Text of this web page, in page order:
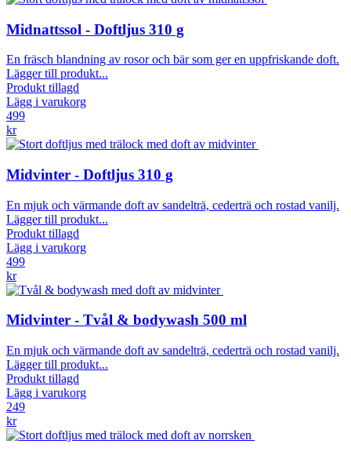
Midnattssol - Doftljus 310 g
En fräsch blandning av rosor och bär som ger en uppfriskande doft.
Lägger till produkt...
Produkt tillagd
Lägg i varukorg
499
kr
Midvinter - Doftljus 310 g
En mjuk och värmande doft av sandelträ, cederträ och rostad vanilj.
Lägger till produkt...
Produkt tillagd
Lägg i varukorg
499
kr
Midvinter - Tvål & bodywash 500 ml
En mjuk och värmande doft av sandelträ, cederträ och rostad vanilj.
Lägger till produkt...
Produkt tillagd
Lägg i varukorg
249
kr